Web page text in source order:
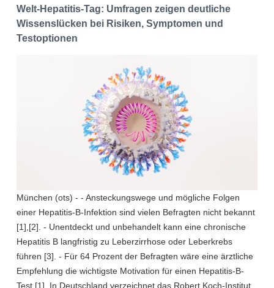
Welt-Hepatitis-Tag: Umfragen zeigen deutliche
Wissenslücken bei Risiken, Symptomen und
Testoptionen
München (ots) - - Ansteckungswege und mögliche Folgen
einer Hepatitis-B-Infektion sind vielen Befragten nicht bekannt
[1],[2]. - Unentdeckt und unbehandelt kann eine chronische
Hepatitis B langfristig zu Leberzirrhose oder Leberkrebs
führen [3]. - Für 64 Prozent der Befragten wäre eine ärztliche
Empfehlung die wichtigste Motivation für einen Hepatitis-B-
Test [1]. In Deutschland verzeichnet das Robert Koch-Institut